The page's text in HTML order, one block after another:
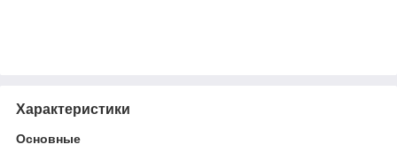
Характеристики
Основные